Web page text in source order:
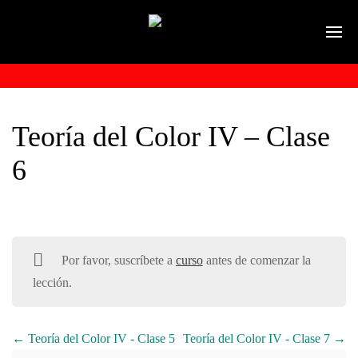
Teoría del Color IV – Clase
6
Por favor, suscríbete a cursoantes de comenzar la
lección.
Teoría del Color IV - Clase 5 Teoría del Color IV - Clase 7